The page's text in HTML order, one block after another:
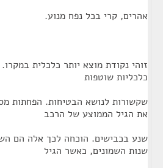
אהרים, קרי בכל נפח מנוע.
זוהי נקודת מוצא יותר כלכלית
כלכליות שוטפות
שקשורות לנושא הבטיחות. הפחתות
את הגיל הממוצע של הרכב
שנע בכבישים. הוכחה לכך אלה הם
שנות השמונים, כאשר הגיל